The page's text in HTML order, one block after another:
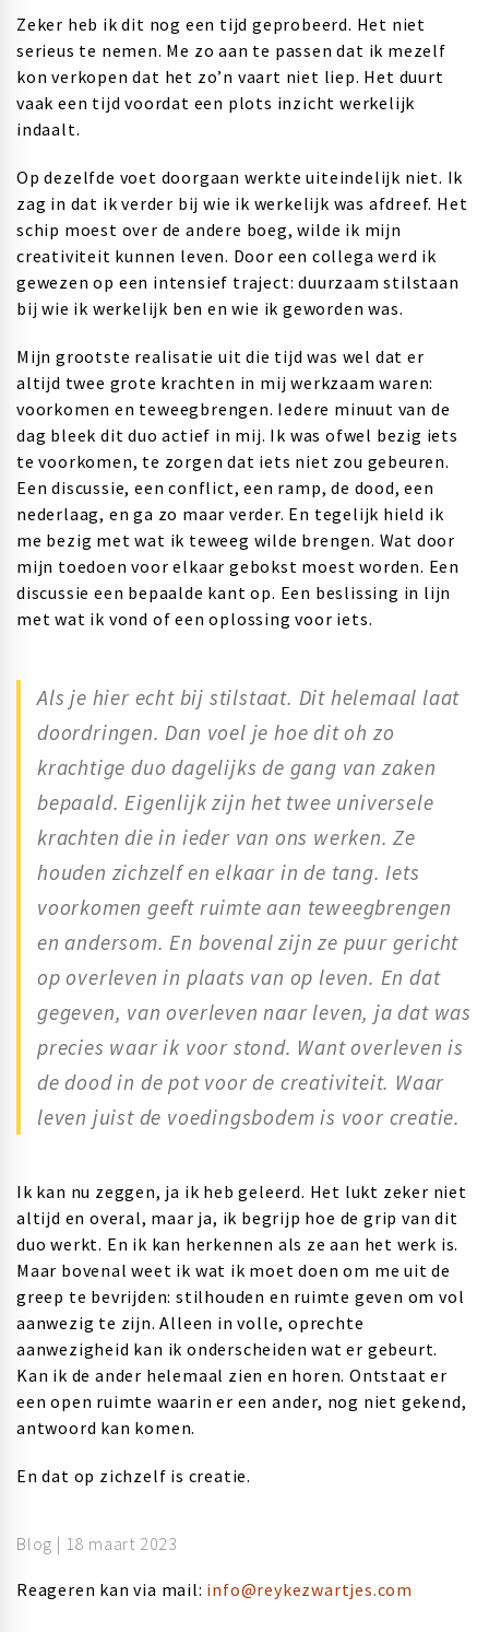
Zeker heb ik dit nog een tijd geprobeerd. Het niet
serieus te nemen. Me zo aan te passen dat ik mezelf
kon verkopen dat het zo’n vaart niet liep. Het duurt
vaak een tijd voordat een plots inzicht werkelijk
indaalt.
Op dezelfde voet doorgaan werkte uiteindelijk niet. Ik
zag in dat ik verder bij wie ik werkelijk was afdreef. Het
schip moest over de andere boeg, wilde ik mijn
creativiteit kunnen leven. Door een collega werd ik
gewezen op een intensief traject: duurzaam stilstaan
bij wie ik werkelijk ben en wie ik geworden was.
Mijn grootste realisatie uit die tijd was wel dat er
altijd twee grote krachten in mij werkzaam waren:
voorkomen en teweegbrengen. Iedere minuut van de
dag bleek dit duo actief in mij. Ik was ofwel bezig iets
te voorkomen, te zorgen dat iets niet zou gebeuren.
Een discussie, een conflict, een ramp, de dood, een
nederlaag, en ga zo maar verder. En tegelijk hield ik
me bezig met wat ik teweeg wilde brengen. Wat door
mijn toedoen voor elkaar gebokst moest worden. Een
discussie een bepaalde kant op. Een beslissing in lijn
met wat ik vond of een oplossing voor iets.
Als je hier echt bij stilstaat. Dit helemaal laat
doordringen. Dan voel je hoe dit oh zo
krachtige duo dagelijks de gang van zaken
bepaald. Eigenlijk zijn het twee universele
krachten die in ieder van ons werken. Ze
houden zichzelf en elkaar in de tang. Iets
voorkomen geeft ruimte aan teweegbrengen
en andersom. En bovenal zijn ze puur gericht
op overleven in plaats van op leven. En dat
gegeven, van overleven naar leven, ja dat was
precies waar ik voor stond. Want overleven is
de dood in de pot voor de creativiteit. Waar
leven juist de voedingsbodem is voor creatie.
Ik kan nu zeggen, ja ik heb geleerd. Het lukt zeker niet
altijd en overal, maar ja, ik begrijp hoe de grip van dit
duo werkt. En ik kan herkennen als ze aan het werk is.
Maar bovenal weet ik wat ik moet doen om me uit de
greep te bevrijden: stilhouden en ruimte geven om vol
aanwezig te zijn. Alleen in volle, oprechte
aanwezigheid kan ik onderscheiden wat er gebeurt.
Kan ik de ander helemaal zien en horen. Ontstaat er
een open ruimte waarin er een ander, nog niet gekend,
antwoord kan komen.
En dat op zichzelf is creatie.
Blog | 18 maart 2023
Reageren kan via mail: info@reykezwartjes.com